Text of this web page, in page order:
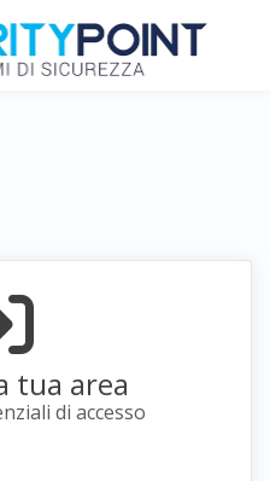
tua area
di accesso